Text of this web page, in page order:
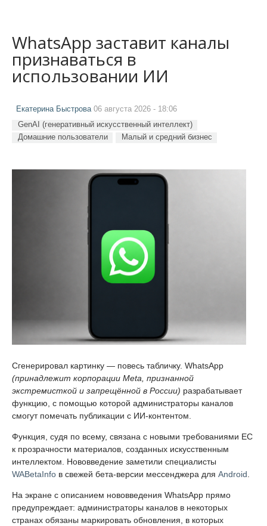
WhatsApp заставит каналы
признаваться в
использовании ИИ
Екатерина Быстрова 06 августа 2026 - 18:06
GenAI (генеративный искусственный интеллект)
Домашние пользователи
Малый и средний бизнес
Сгенерировал картинку — повесь табличку. WhatsApp
(принадлежит корпорации Meta, признанной
экстремисткой и запрещённой в России) разрабатывает
функцию, с помощью которой администраторы каналов
смогут помечать публикации с ИИ-контентом.
Функция, судя по всему, связана с новыми требованиями ЕС
к прозрачности материалов, созданных искусственным
интеллектом. Нововведение заметили специалисты
WABetaInfo в свежей бета-версии мессенджера для Android.
На экране с описанием нововведения WhatsApp прямо
предупреждает: администраторы каналов в некоторых
странах обязаны маркировать обновления, в которых